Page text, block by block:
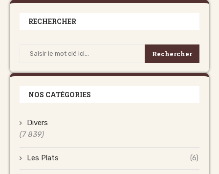
RECHERCHER
Rechercher
NOS CATÉGORIES
Divers
(7 839)
Les Plats (6)